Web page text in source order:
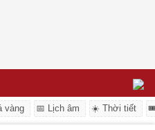
vàng 📅 Lịch âm ☀️ Thời tiết